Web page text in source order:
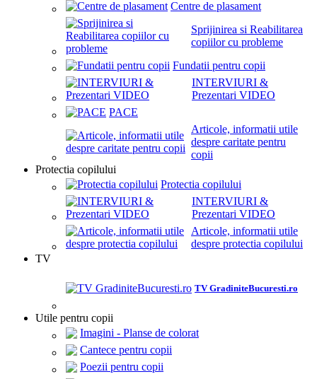
Centre de plasament
Sprijinirea si Reabilitarea
copiilor cu probleme
Fundatii pentru copii
INTERVIURI &
Prezentari VIDEO
PACE
Articole, informatii utile
despre caritate pentru
copii
Protectia copilului
Protectia copilului
INTERVIURI &
Prezentari VIDEO
Articole, informatii utile
despre protectia copilului
TV
TV GradiniteBucuresti.ro
Utile pentru copii
Imagini - Planse de colorat
Cantece pentru copii
Poezii pentru copii